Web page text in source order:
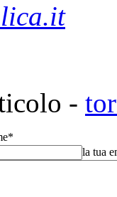
-
*
la tua